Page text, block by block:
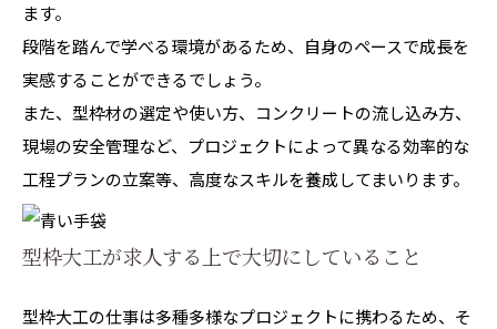
ます。
段階を踏んで学べる環境があるため、自身のペースで成長を
実感することができるでしょう。
また、型枠材の選定や使い方、コンクリートの流し込み方、
現場の安全管理など、プロジェクトによって異なる効率的な
工程プランの立案等、高度なスキルを養成してまいります。
型枠大工が求人する上で大切にしていること
型枠大工の仕事は多種多様なプロジェクトに携わるため、そ